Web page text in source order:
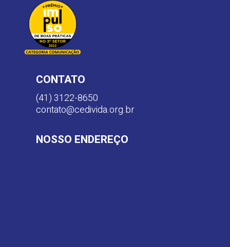
CONTATO
(41) 3122-8650
contato@cedivida.org.br
NOSSO ENDEREÇO